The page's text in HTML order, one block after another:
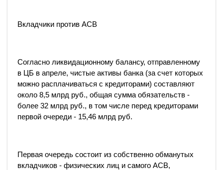
Вкладчики против АСВ
Согласно ликвидационному балансу, отправленному
в ЦБ в апреле, чистые активы банка (за счет которых
можно расплачиваться с кредиторами) составляют
около 8,5 млрд руб., общая сумма обязательств -
более 32 млрд руб., в том числе перед кредиторами
первой очереди - 15,46 млрд руб.
Первая очередь состоит из собственно обманутых
вкладчиков - физических лиц и самого АСВ,